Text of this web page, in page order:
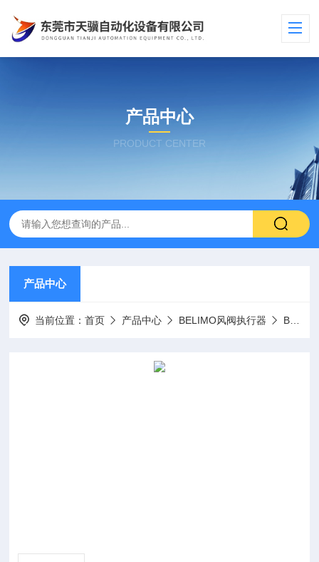
产品中心
PRODUCT CENTER
产品中心
当前位置：首页 产品中心 BELIMO风阀执行器 BELIMO驱动器LMQ24A-SR